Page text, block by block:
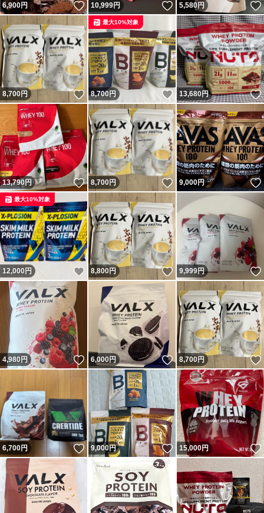
6,900円 いいね！
10,999円 いいね！
5,580円
8,700円 いいね！
8,700円 いいね！
最大10%対象
13,680円
13,790円 いいね！
8,700円 いいね！
9,000円
12,000円 いいね！
最大10%対象
8,800円 いいね！
9,999円
4,980円 いいね！
6,000円 いいね！
8,700円
6,700円 いいね！
9,000円 いいね！
15,000円